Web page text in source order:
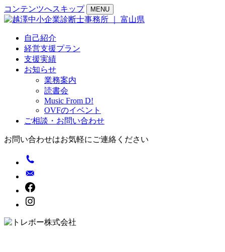
コンテンツへスキップ MENU
自己紹介
経営支援プラン
支援実績
お知らせ
業務案内
読書会
Music From D!
OVFのイベント
ご相談・お問い合わせ
お問い合わせはお気軽にご連絡ください